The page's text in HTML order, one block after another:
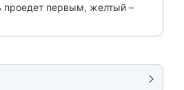
проедет первым, желтый –